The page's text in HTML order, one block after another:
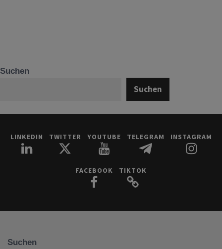
Suchen
Suchen
LINKEDIN TWITTER YOUTUBE TELEGRAM INSTAGRAM
FACEBOOK TIKTOK
Suchen